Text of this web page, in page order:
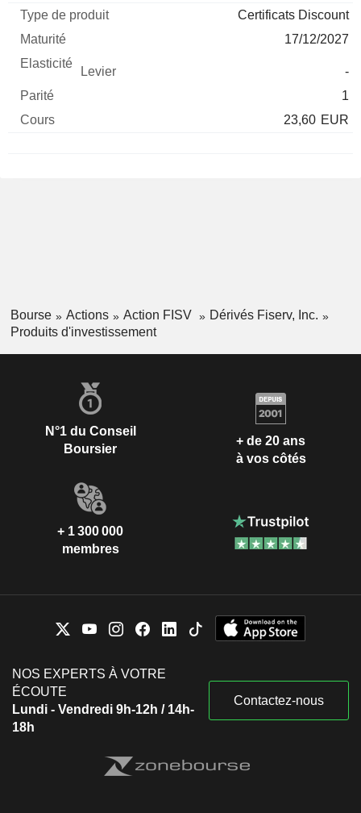
Certificats Discount
17/12/2027
-
1
23,60 EUR
Bourse Actions Action FISV
Dérivés Fiserv, Inc.
Produits d'investissement
N°1 du Conseil
Boursier
+ de 20 ans
à vos côtés
+ 1 300 000
membres
NOS EXPERTS À VOTRE
ÉCOUTE
Lundi - Vendredi 9h-12h / 14h-
18h
Contactez-nous